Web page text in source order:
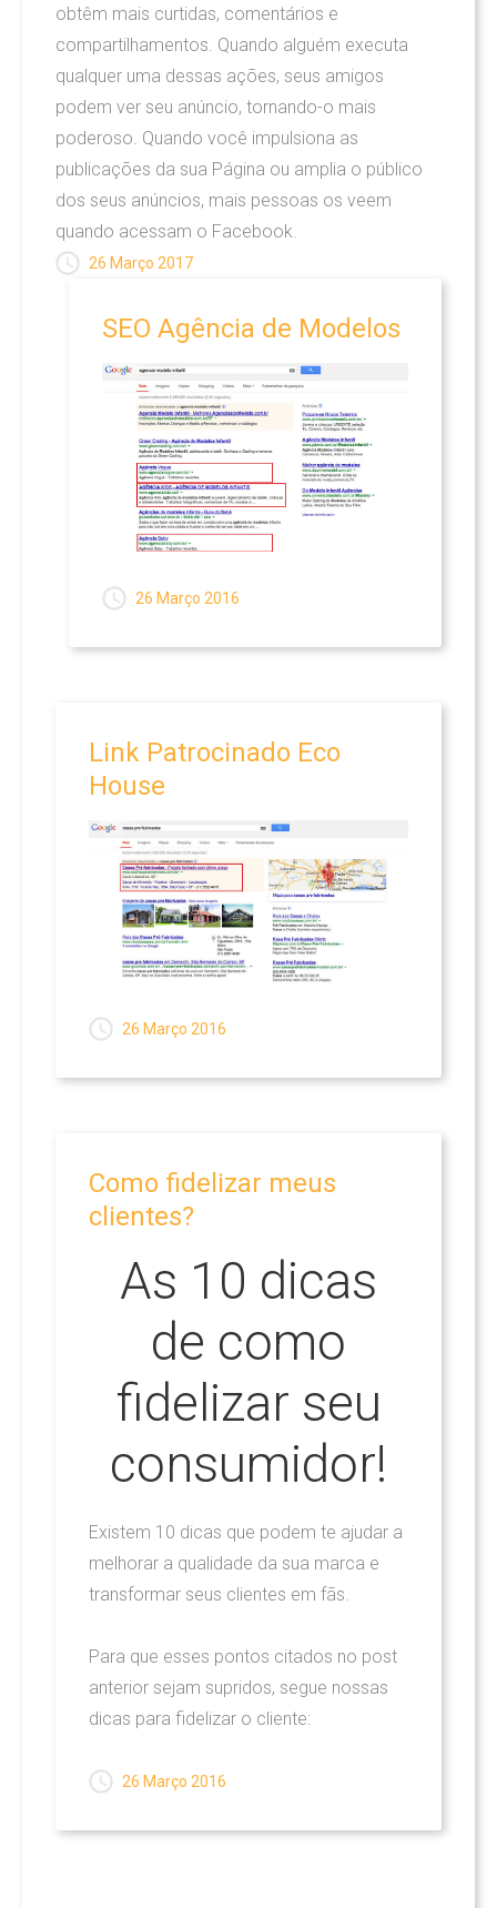
obtêm mais curtidas, comentários e
compartilhamentos. Quando alguém executa
qualquer uma dessas ações, seus amigos
podem ver seu anúncio, tornando-o mais
poderoso. Quando você impulsiona as
publicações da sua Página ou amplia o público
dos seus anúncios, mais pessoas os veem
quando acessam o Facebook.
26 Março 2017
SEO Agência de Modelos
26 Março 2016
Link Patrocinado Eco
House
26 Março 2016
Como fidelizar meus
clientes?
As 10 dicas
de como
fidelizar seu
consumidor!
Existem 10 dicas que podem te ajudar a
melhorar a qualidade da sua marca e
transformar seus clientes em fãs.
Para que esses pontos citados no post
anterior sejam supridos, segue nossas
dicas para fidelizar o cliente:
26 Março 2016